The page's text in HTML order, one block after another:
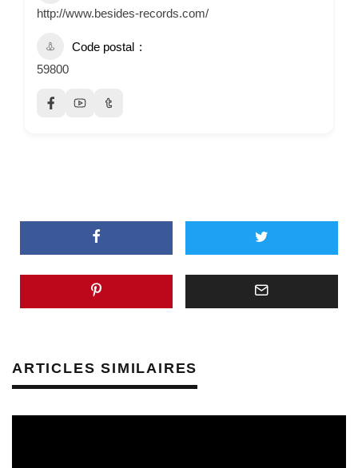
http://www.besides-records.com/
Code postal
59800
ARTICLES SIMILAIRES